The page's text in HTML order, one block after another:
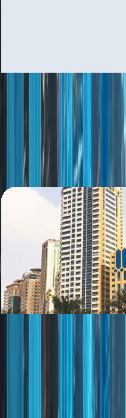
Al Muhaisnah
بررسی منطقه
Al Nahda